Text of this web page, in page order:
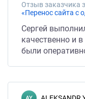
Отзыв заказчика
«Перенос сайта с
Сергей
качественно и
были